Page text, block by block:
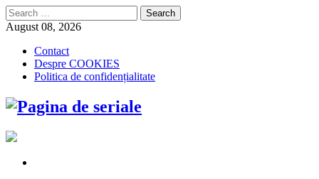
Search
for:
August 08, 2026
Contact
Despre COOKIES
Politica de confidențialitate